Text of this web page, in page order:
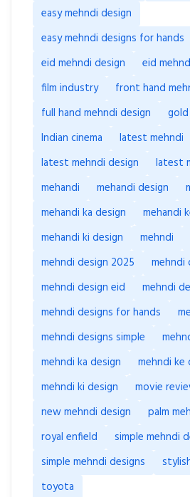
easy mehndi design
easy mehndi designs for hands
eid mehndi design
eid
film industry
front hand
full hand mehndi design
Indian cinema
latest mehndi
latest mehndi design
latest
mehandi
mehandi design
mehandi ka design
mehandi
mehandi ki design
mehndi
mehndi design 2025
mehndi
mehndi design eid
mehndi
mehndi designs for hands
mehndi designs simple
mehndi ka design
mehndi ke
mehndi ki design
movie
new mehndi design
palm
royal enfield
simple mehndi
simple mehndi designs
toyota